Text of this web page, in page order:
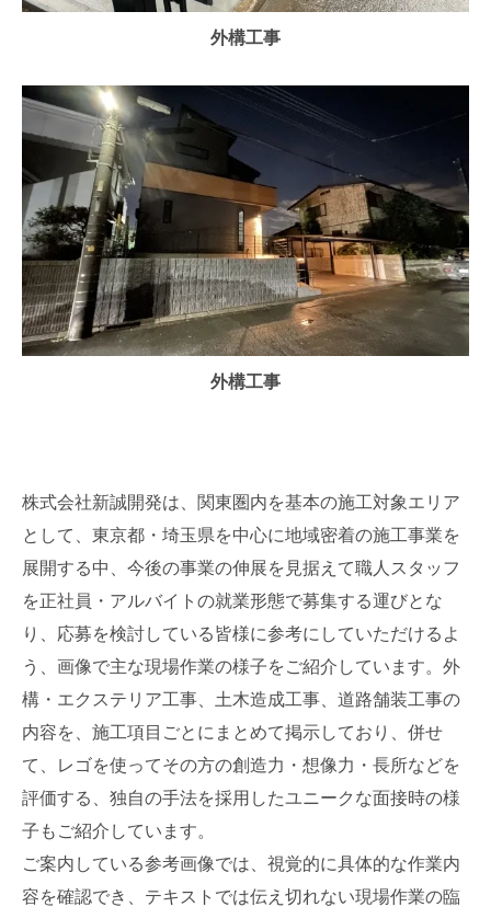
外構工事
外構工事
株式会社新誠開発は、関東圏内を基本の施工対象エリア
として、東京都・埼玉県を中心に地域密着の施工事業を
展開する中、今後の事業の伸展を見据えて職人スタッフ
を正社員・アルバイトの就業形態で募集する運びとな
り、応募を検討している皆様に参考にしていただけるよ
う、画像で主な現場作業の様子をご紹介しています。外
構・エクステリア工事、土木造成工事、道路舗装工事の
内容を、施工項目ごとにまとめて掲示しており、併せ
て、レゴを使ってその方の創造力・想像力・長所などを
評価する、独自の手法を採用したユニークな面接時の様
子もご紹介しています。
ご案内している参考画像では、視覚的に具体的な作業内
容を確認でき、テキストでは伝え切れない現場作業の臨